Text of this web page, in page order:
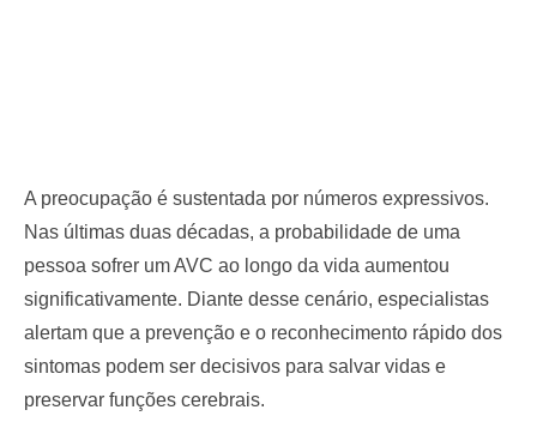
A preocupação é sustentada por números expressivos.
Nas últimas duas décadas, a probabilidade de uma
pessoa sofrer um AVC ao longo da vida aumentou
significativamente. Diante desse cenário, especialistas
alertam que a prevenção e o reconhecimento rápido dos
sintomas podem ser decisivos para salvar vidas e
preservar funções cerebrais.